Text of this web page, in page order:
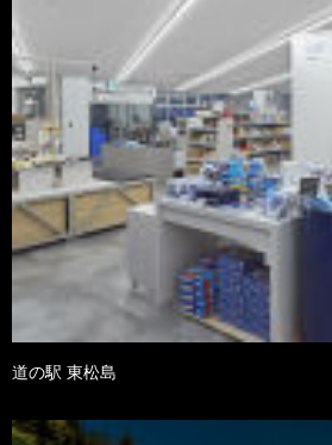
道の駅 東松島